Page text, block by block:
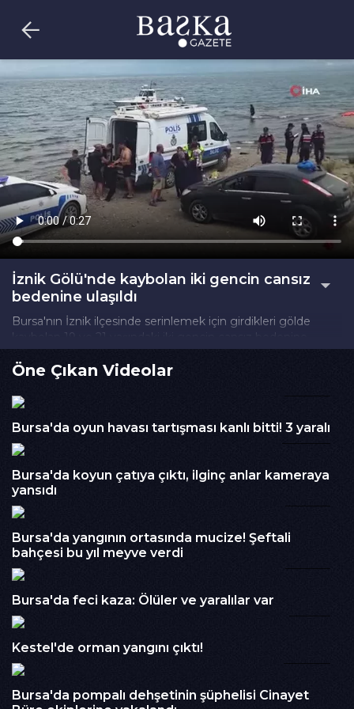
İznik Gölü'nde kaybolan iki gencin cansız
bedenine ulaşıldı
Bursa'nın İznik ilçesinde serinlemek için girdikleri gölde
kaybolan 19 ve 21 yaşındaki iki gencin cansız bedenine
ulaşıldı. Acı haberi alan yakınları sinir krizi geçirirken,
gözyaşları yürekleri dağladı.
İzlenme : 204
Embed Kodu :
Öne Çıkan Videolar
Bursa'da oyun havası tartışması kanlı bitti! 3 yaralı
00:28
Bursa'da koyun çatıya çıktı, ilginç anlar kameraya
yansıdı
Bursa'da yangının ortasında mucize! Şeftali
bahçesi bu yıl meyve verdi
Bursa'da feci kaza: Ölüler ve yaralılar var
Kestel'de orman yangını çıktı!
Bursa'da pompalı dehşetinin şüphelisi Cinayet